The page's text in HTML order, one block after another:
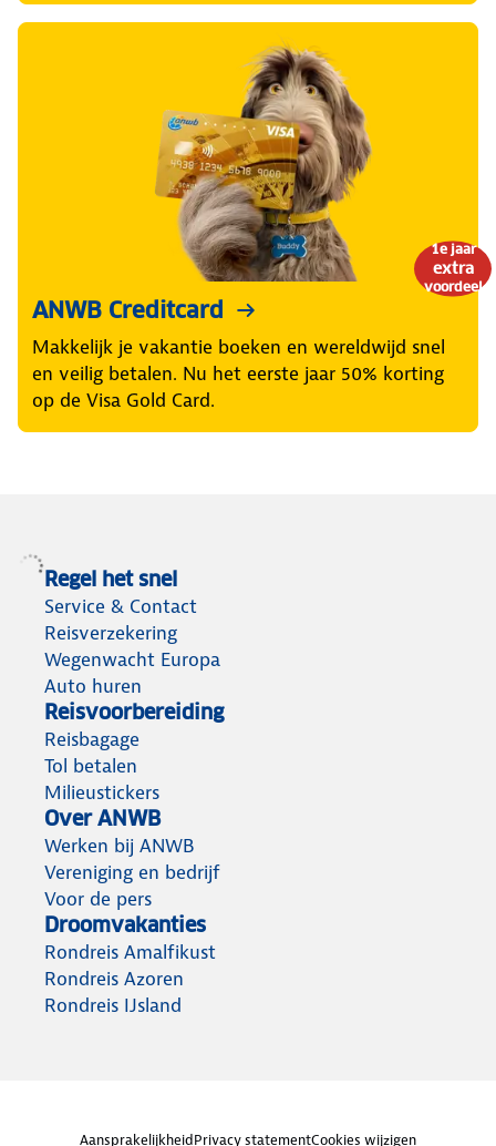
1e jaar
extra
voordeel
ANWB Creditcard
Makkelijk je vakantie boeken en wereldwijd snel
en veilig betalen. Nu het eerste jaar 50% korting
op de Visa Gold Card.
Regel het snel
Service & Contact
Reisverzekering
Wegenwacht Europa
Auto huren
Reisvoorbereiding
Reisbagage
Tol betalen
Milieustickers
Over ANWB
Werken bij ANWB
Vereniging en bedrijf
Voor de pers
Droomvakanties
Rondreis Amalfikust
Rondreis Azoren
Rondreis IJsland
AansprakelijkheidPrivacy statementCookies wijzigen